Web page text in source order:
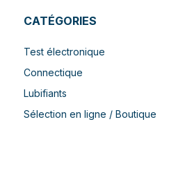
CATÉGORIES
Test électronique
Connectique
Lubifiants
Sélection en ligne / Boutique